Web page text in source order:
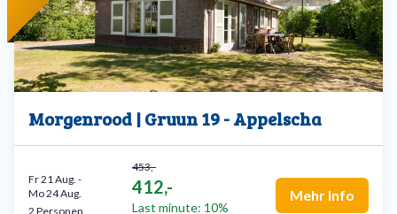
Morgenrood | Gruun 19 - Appelscha
453,-
412,-
Last minute: 10%
Fr 21 Aug. -
Mo 24 Aug.
2 Personen
Mehr Info